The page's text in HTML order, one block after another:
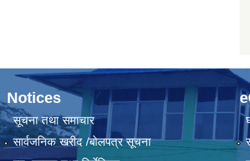
Notices
सूचना तथा समाचार
सार्वजनिक खरीद /बोलपत्र सूचना